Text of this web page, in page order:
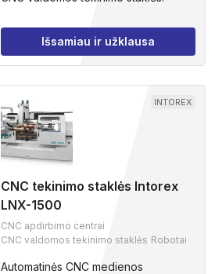
Išsamiau ir užklausa
INTOREX
CNC tekinimo staklės Intorex
LNX-1500
CNC apdirbimo centrai
CNC valdomos tekinimo staklės Robotai
Automatinės CNC medienos